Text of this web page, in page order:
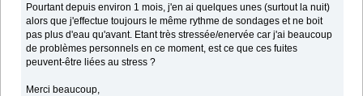
Pourtant depuis environ 1 mois, j'en ai quelques unes (surtout la nuit)
alors que j'effectue toujours le même rythme de sondages et ne boit
pas plus d'eau qu'avant. Etant très stressée/enervée car j'ai beaucoup
de problèmes personnels en ce moment, est ce que ces fuites
peuvent-être liées au stress ?
Merci beaucoup,